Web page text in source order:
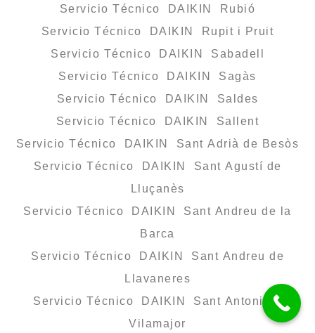
Servicio Técnico DAIKIN Rubió
Servicio Técnico DAIKIN Rupit i Pruit
Servicio Técnico DAIKIN Sabadell
Servicio Técnico DAIKIN Sagàs
Servicio Técnico DAIKIN Saldes
Servicio Técnico DAIKIN Sallent
Servicio Técnico DAIKIN Sant Adrià de Besòs
Servicio Técnico DAIKIN Sant Agustí de
Lluçanès
Servicio Técnico DAIKIN Sant Andreu de la
Barca
Servicio Técnico DAIKIN Sant Andreu de
Llavaneres
Servicio Técnico DAIKIN Sant Antoni de
Vilamajor